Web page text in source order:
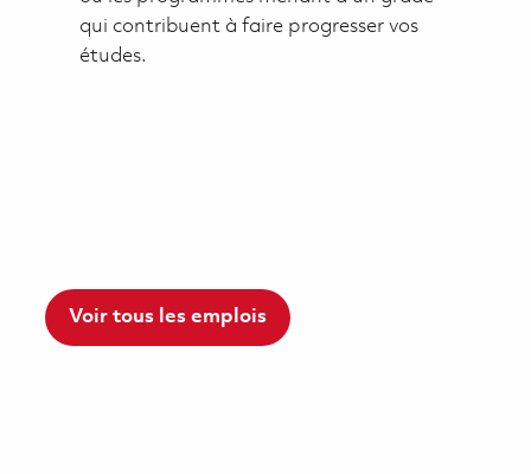
qui contribuent à faire progresser vos
études.
Voir tous les emplois